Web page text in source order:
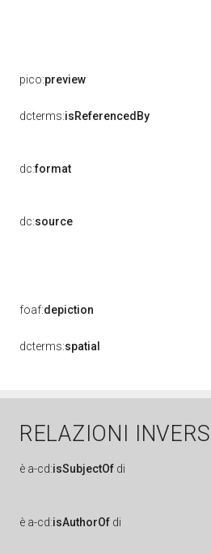
pico:preview
dcterms:isReferencedBy
dc:format
dc:source
foaf:depiction
dcterms:spatial
RELAZIONI
è a-cd:isSubjectOf di
è a-cd:isAuthorOf di